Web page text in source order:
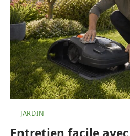
JARDIN